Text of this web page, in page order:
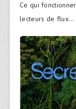
Ce qui
lecteurs de flux…